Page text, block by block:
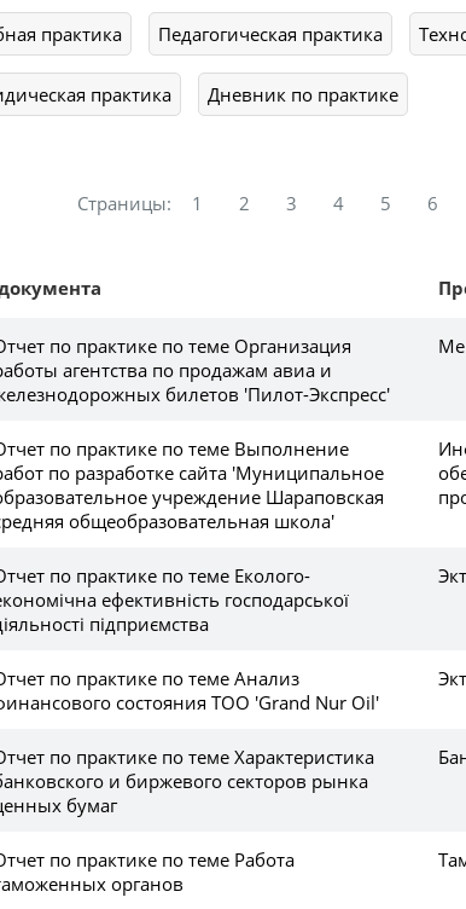
практика Педагогическая практика
практика Дневник по практике
Страницы: 1 2 3 4 5 6
по практике по теме Организация
агентства по продажам авиа и
билетов 'Пилот-Экспресс'
по практике по теме Выполнение
по разработке сайта 'Муниципальное
учреждение Шараповская
общеобразовательная школа'
по практике по теме Еколого-
ефективність господарської
підприємства
по практике по теме Анализ
состояния ТОО 'Grand Nur Oil'
по практике по теме Характеристика
и биржевого секторов рынка
бумаг
по практике по теме Работа
органов